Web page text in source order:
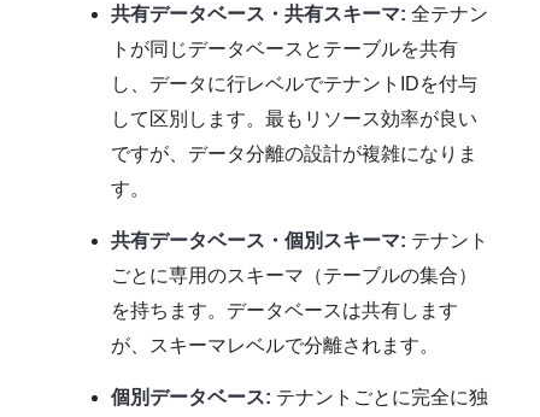
共有データベース・共有スキーマ: 全テナン
トが同じデータベースとテーブルを共有
し、データに行レベルでテナントIDを付与
して区別します。最もリソース効率が良い
ですが、データ分離の設計が複雑になりま
す。
共有データベース・個別スキーマ: テナント
ごとに専用のスキーマ（テーブルの集合）
を持ちます。データベースは共有します
が、スキーマレベルで分離されます。
個別データベース: テナントごとに完全に独